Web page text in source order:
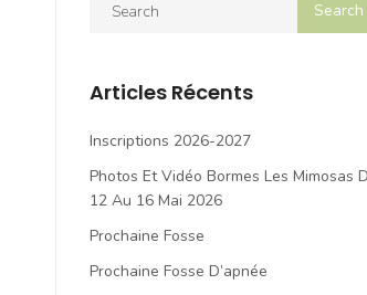
Articles Récents
Inscriptions 2026-2027
Photos Et Vidéo Bormes Les Mimosas
12 Au 16 Mai 2026
Prochaine Fosse
Prochaine Fosse D’apnée